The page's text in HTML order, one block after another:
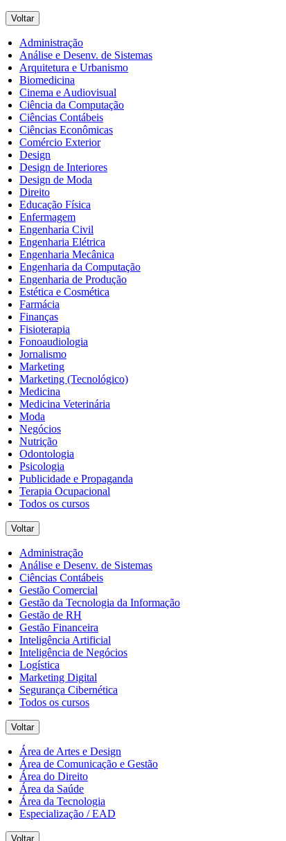
Voltar
Administração
Análise e Desenv. de Sistemas
Arquitetura e Urbanismo
Biomedicina
Cinema e Audiovisual
Ciência da Computação
Ciências Contábeis
Ciências Econômicas
Comércio Exterior
Design
Design de Interiores
Design de Moda
Direito
Educação Física
Enfermagem
Engenharia Civil
Engenharia Elétrica
Engenharia Mecânica
Engenharia da Computação
Engenharia de Produção
Estética e Cosmética
Farmácia
Finanças
Fisioterapia
Fonoaudiologia
Jornalismo
Marketing
Marketing (Tecnológico)
Medicina
Medicina Veterinária
Moda
Negócios
Nutrição
Odontologia
Psicologia
Publicidade e Propaganda
Terapia Ocupacional
Todos os cursos
Voltar
Administração
Análise e Desenv. de Sistemas
Ciências Contábeis
Gestão Comercial
Gestão da Tecnologia da Informação
Gestão de RH
Gestão Financeira
Inteligência Artificial
Inteligência de Negócios
Logística
Marketing Digital
Segurança Cibernética
Todos os cursos
Voltar
Área de Artes e Design
Área de Comunicação e Gestão
Área do Direito
Área da Saúde
Área da Tecnologia
Especialização / EAD
Voltar